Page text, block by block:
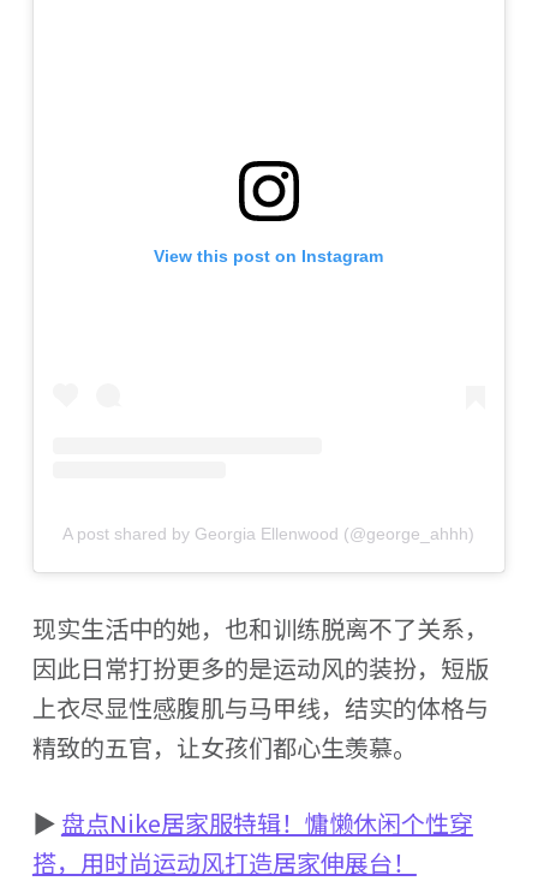
View this post on Instagram
A post shared by Georgia Ellenwood (@george_ahhh)
现实生活中的她，也和训练脱离不了关系，
因此日常打扮更多的是运动风的装扮，短版
上衣尽显性感腹肌与马甲线，结实的体格与
精致的五官，让女孩们都心生羡慕。
▶ 盘点Nike居家服特辑！慵懒休闲个性穿
搭，用时尚运动风打造居家伸展台！